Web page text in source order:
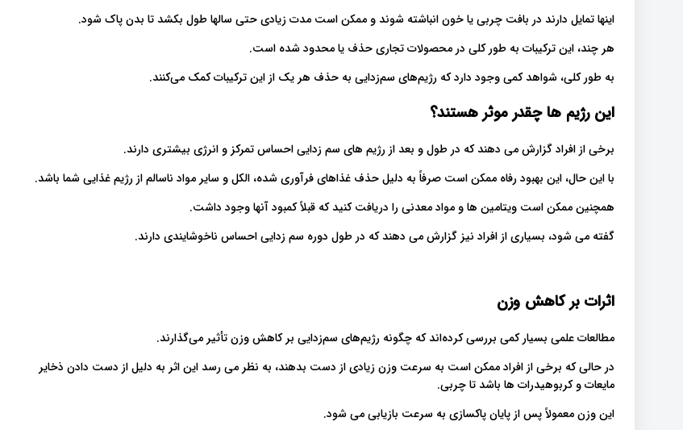
اینها تمایل دارند در بافت چربی یا خون انباشته شوند و ممکن است مدت زیادی حتی سالها طول بکشد تا بدن پاک شود.
هر چند، این ترکیبات به طور کلی در محصولات تجاری حذف یا محدود شده است.
به طور کلی، شواهد کمی وجود دارد که رژیم‌های سم‌زدایی به حذف هر یک از این ترکیبات کمک می‌کنند.
این رژیم ها چقدر موثر هستند؟
برخی از افراد گزارش می دهند که در طول و بعد از رژیم های سم زدایی احساس تمرکز و انرژی بیشتری دارند.
با این حال، این بهبود رفاه ممکن است صرفاً به دلیل حذف غذاهای فرآوری شده، الکل و سایر مواد ناسالم از رژیم غذایی شما باشد.
همچنین ممکن است ویتامین ها و مواد معدنی را دریافت کنید که قبلاً کمبود آنها وجود داشت.
گفته می شود، بسیاری از افراد نیز گزارش می دهند که در طول دوره سم زدایی احساس ناخوشایندی دارند.
اثرات بر کاهش وزن
مطالعات علمی بسیار کمی بررسی کرده‌اند که چگونه رژیم‌های سم‌زدایی بر کاهش وزن تأثیر می‌گذارند.
در حالی که برخی از افراد ممکن است به سرعت وزن زیادی از دست بدهند، به نظر می رسد این اثر به دلیل از دست دادن ذخایر
مایعات و کربوهیدرات ها باشد تا چربی.
این وزن معمولاً پس از پایان پاکسازی به سرعت بازیابی می شود.